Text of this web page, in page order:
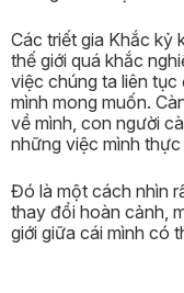
Các triết gia Khắc kỷ
thế giới quá khắc
việc chúng ta liên
mình mong muốn.
về mình, con người
những việc mình
Đó là một cách nhìn
thay đổi hoàn cảnh,
giới giữa cái mình có